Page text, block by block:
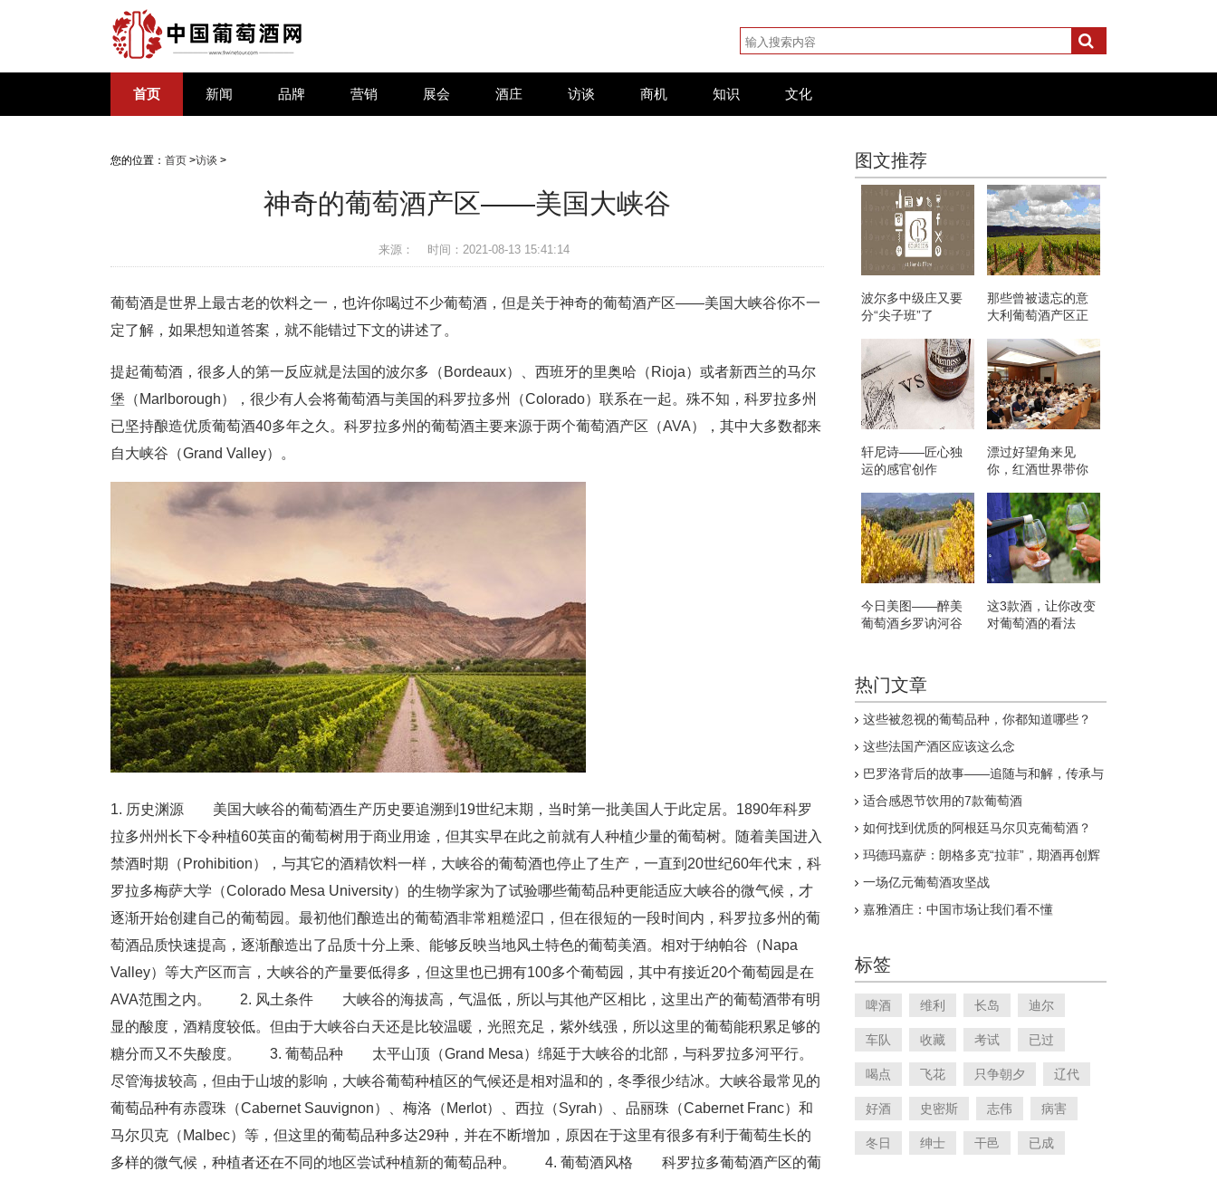
首页 新闻 品牌 营销 展会 酒庄 访谈 商机 知识 文化
您的位置： 首页 >访谈 >
神奇的葡萄酒产区——美国大峡谷
来源： 时间：2021-08-13 15:41:14
葡萄酒是世界上最古老的饮料之一，也许你喝过不少葡萄酒，但是关于神奇的葡萄酒产区——美国大峡谷你不一
定了解，如果想知道答案，就不能错过下文的讲述了。
提起葡萄酒，很多人的第一反应就是法国的波尔多（Bordeaux）、西班牙的里奥哈（Rioja）或者新西兰的马尔
堡（Marlborough），很少有人会将葡萄酒与美国的科罗拉多州（Colorado）联系在一起。殊不知，科罗拉多州
已坚持酿造优质葡萄酒40多年之久。科罗拉多州的葡萄酒主要来源于两个葡萄酒产区（AVA），其中大多数都来
自大峡谷（Grand Valley）。
1. 历史渊源 美国大峡谷的葡萄酒生产历史要追溯到19世纪末期，当时第一批美国人于此定居。1890年科罗
拉多州州长下令种植60英亩的葡萄树用于商业用途，但其实早在此之前就有人种植少量的葡萄树。随着美国进入
禁酒时期（Prohibition），与其它的酒精饮料一样，大峡谷的葡萄酒也停止了生产，一直到20世纪60年代末，科
罗拉多梅萨大学（Colorado Mesa University）的生物学家为了试验哪些葡萄品种更能适应大峡谷的微气候，才
逐渐开始创建自己的葡萄园。最初他们酿造出的葡萄酒非常粗糙涩口，但在很短的一段时间内，科罗拉多州的葡
萄酒品质快速提高，逐渐酿造出了品质十分上乘、能够反映当地风土特色的葡萄美酒。相对于纳帕谷（Napa
Valley）等大产区而言，大峡谷的产量要低得多，但这里也已拥有100多个葡萄园，其中有接近20个葡萄园是在
AVA范围之内。 2. 风土条件 大峡谷的海拔高，气温低，所以与其他产区相比，这里出产的葡萄酒带有明
显的酸度，酒精度较低。但由于大峡谷白天还是比较温暖，光照充足，紫外线强，所以这里的葡萄能积累足够的
糖分而又不失酸度。 3. 葡萄品种 太平山顶（Grand Mesa）绵延于大峡谷的北部，与科罗拉多河平行。
尽管海拔较高，但由于山坡的影响，大峡谷葡萄种植区的气候还是相对温和的，冬季很少结冰。大峡谷最常见的
葡萄品种有赤霞珠（Cabernet Sauvignon）、梅洛（Merlot）、西拉（Syrah）、品丽珠（Cabernet Franc）和
马尔贝克（Malbec）等，但这里的葡萄品种多达29种，并在不断增加，原因在于这里有很多有利于葡萄生长的
多样的微气候，种植者还在不同的地区尝试种植新的葡萄品种。 4. 葡萄酒风格 科罗拉多葡萄酒产区的葡
图文推荐
波尔多中级庄又要
分“尖子班”了
那些曾被遗忘的意
大利葡萄酒产区正
轩尼诗——匠心独
运的感官创作
漂过好望角来见
你，红酒世界带你
今日美图——醉美
葡萄酒乡罗讷河谷
这3款酒，让你改变
对葡萄酒的看法
热门文章
这些被忽视的葡萄品种，你都知道哪些？
这些法国产酒区应该这么念
巴罗洛背后的故事——追随与和解，传承与
适合感恩节饮用的7款葡萄酒
如何找到优质的阿根廷马尔贝克葡萄酒？
玛德玛嘉萨：朗格多克“拉菲”，期酒再创辉
一场亿元葡萄酒攻坚战
嘉雅酒庄：中国市场让我们看不懂
标签
啤酒 维利 长岛 迪尔
车队 收藏 考试 已过
喝点 飞花 只争朝夕 辽代
好酒 史密斯 志伟 病害
冬日 绅士 干邑 已成